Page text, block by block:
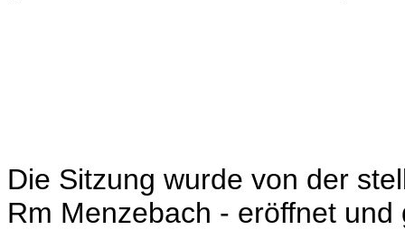
Die Sitzung wurde von der
Rm Menzebach - eröffnet und